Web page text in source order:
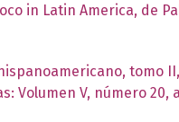
in Latin America, de
tomo
Volumen V, número 20,